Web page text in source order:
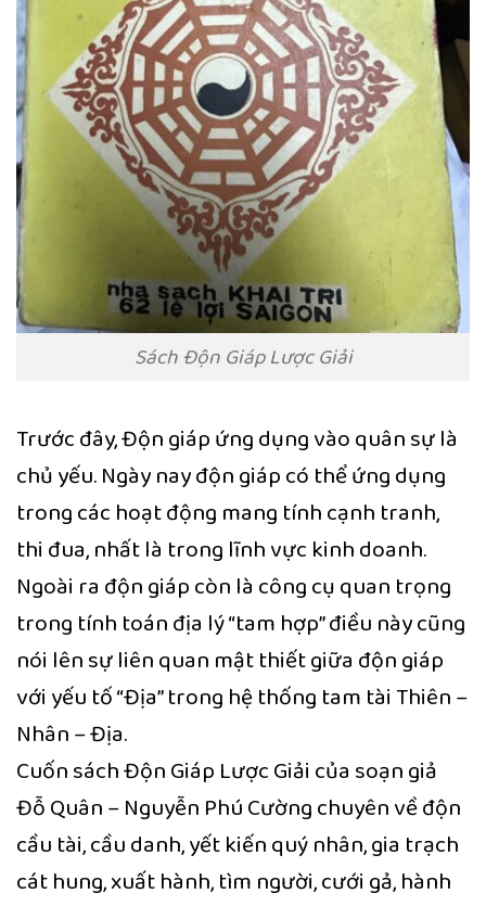
Sách Độn Giáp Lược Giải
Trước đây, Độn giáp ứng dụng vào quân sự là
chủ yếu. Ngày nay độn giáp có thể ứng dụng
trong các hoạt động mang tính cạnh tranh,
thi đua, nhất là trong lĩnh vực kinh doanh.
Ngoài ra độn giáp còn là công cụ quan trọng
trong tính toán địa lý “tam hợp” điều này cũng
nói lên sự liên quan mật thiết giữa độn giáp
với yếu tố “Địa” trong hệ thống tam tài Thiên –
Nhân – Địa.
Cuốn sách Độn Giáp Lược Giải của soạn giả
Đỗ Quân – Nguyễn Phú Cường chuyên về độn
cầu tài, cầu danh, yết kiến quý nhân, gia trạch
cát hung, xuất hành, tìm người, cưới gả, hành